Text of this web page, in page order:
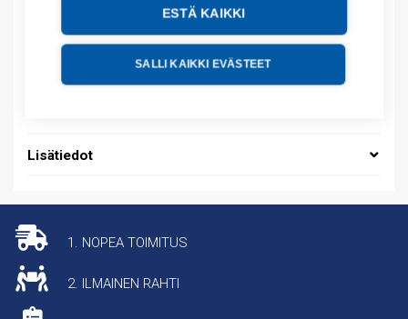
ESTÄ KAIKKI
SALLI KAIKKI EVÄSTEET
Tuotekoodit
Tilauskoodi: 637230
Lisätiedot
1. NOPEA TOIMITUS
2. ILMAINEN RAHTI